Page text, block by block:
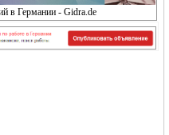
в Германии - Gidra.de